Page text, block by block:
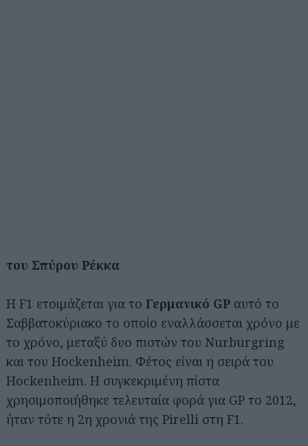
του Σπύρου Ρέκκα
Η F1 ετοιμάζεται για το Γερμανικό GP αυτό το
Σαββατοκύριακο το οποίο εναλλάσσεται χρόνο με
το χρόνο, μεταξύ δυο πιστών του Nurburgring
και του Hockenheim. Φέτος είναι η σειρά του
Hockenheim. Η συγκεκριμένη πίστα
χρησιμοποιήθηκε τελευταία φορά για GP το 2012,
ήταν τότε η 2η χρονιά της Pirelli στη F1.